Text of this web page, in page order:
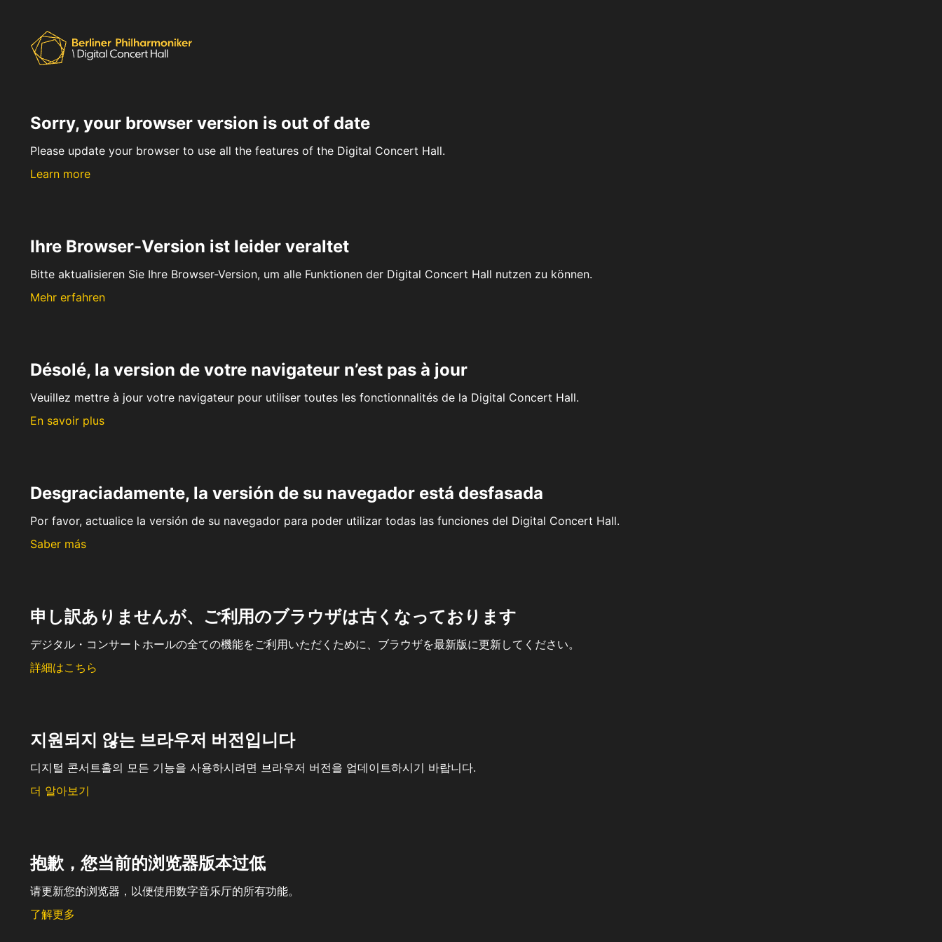
Sorry, your browser version is out of date
Please update your browser to use all the features of the Digital Concert Hall.
Learn more
Ihre Browser-Version ist leider veraltet
Bitte aktualisieren Sie Ihre Browser-Version, um alle Funktionen der Digital Concert Hall nutzen zu können.
Mehr erfahren
Désolé, la version de votre navigateur n’est pas à jour
Veuillez mettre à jour votre navigateur pour utiliser toutes les fonctionnalités de la Digital Concert Hall.
En savoir plus
Desgraciadamente, la versión de su navegador está desfasada
Por favor, actualice la versión de su navegador para poder utilizar todas las funciones del Digital Concert Hall.
Saber más
申し訳ありませんが、ご利用のブラウザは古くなっております
デジタル・コンサートホールの全ての機能をご利用いただくために、ブラウザを最新版に更新してください。
詳細はこちら
지원되지 않는 브라우저 버전입니다
디지털 콘서트홀의 모든 기능을 사용하시려면 브라우저 버전을 업데이트하시기 바랍니다.
더 알아보기
抱歉，您当前的浏览器版本过低
请更新您的浏览器，以便使用数字音乐厅的所有功能。
了解更多